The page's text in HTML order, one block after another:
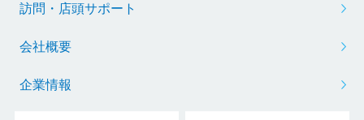
訪問・店頭サポート
会社概要
企業情報